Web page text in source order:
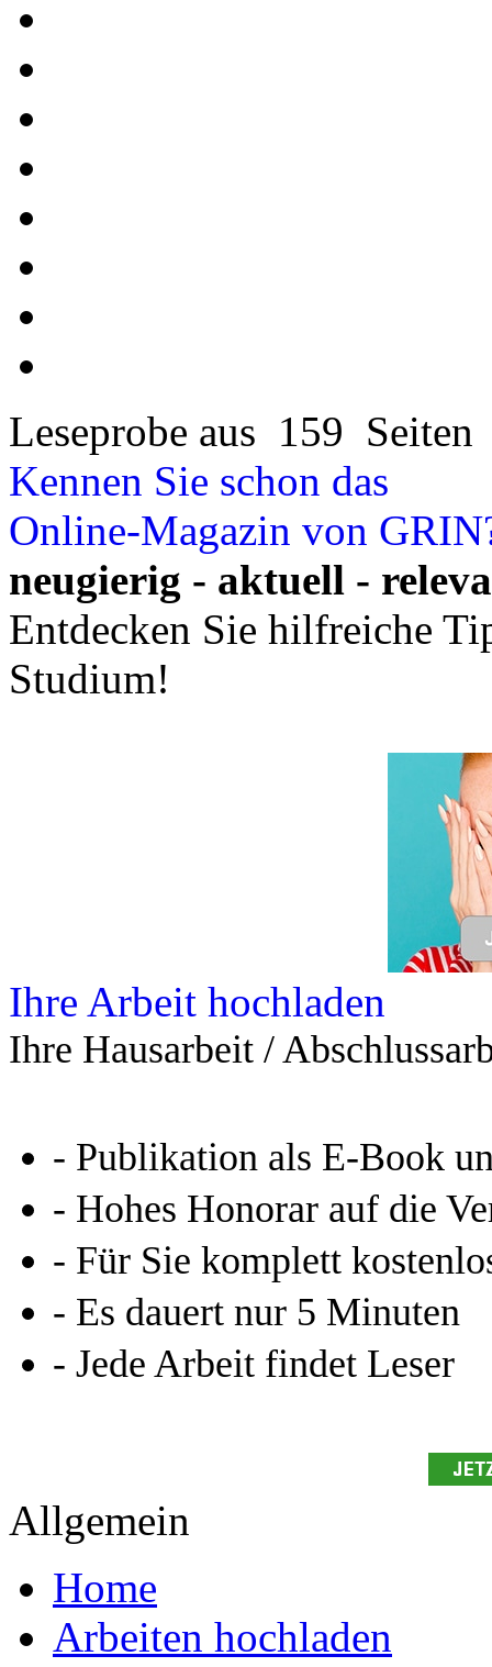
Leseprobe aus 159 Seiten
Kennen Sie schon das
Online-Magazin von
neugierig - aktuell -
Entdecken Sie hilfreiche
Studium!
Ihre Arbeit hochladen
Ihre Hausarbeit /
- Publikation als E-Book
- Hohes Honorar auf die
- Für Sie komplett
- Es dauert nur 5 Minuten
- Jede Arbeit findet Leser
Allgemein
Home
Arbeiten hochladen